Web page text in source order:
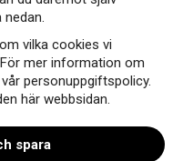
vilka cookies vi
mer information om
personuppgiftspolicy.
här webbsidan.
spara